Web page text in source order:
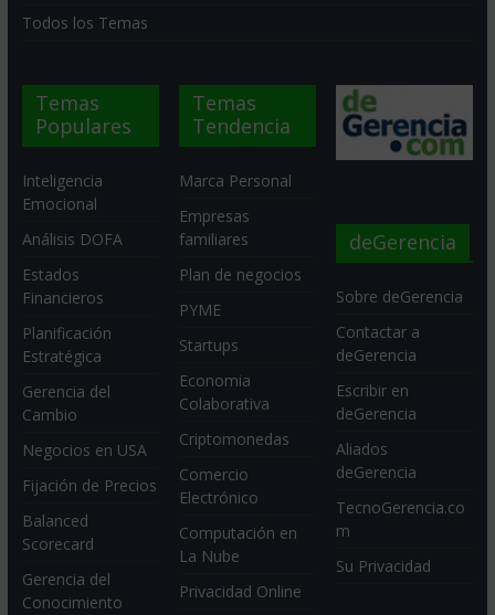
Todos los Temas
Temas
Populares
Inteligencia
Emocional
Análisis DOFA
Estados
Financieros
Planificación
Estratégica
Gerencia del
Cambio
Negocios en USA
Fijación de Precios
Balanced
Scorecard
Gerencia del
Conocimiento
Temas
Tendencia
Marca Personal
Empresas
familiares
Plan de negocios
PYME
Startups
Economia
Colaborativa
Criptomonedas
Comercio
Electrónico
Computación en
La Nube
Privacidad Online
deGerencia
Sobre deGerencia
Contactar a
deGerencia
Escribir en
deGerencia
Aliados
deGerencia
TecnoGerencia.co
m
Su Privacidad